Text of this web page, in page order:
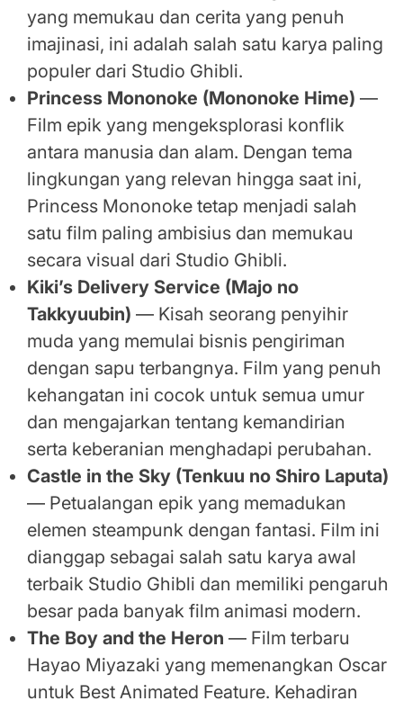
yang memukau dan cerita yang penuh
imajinasi, ini adalah salah satu karya paling
populer dari Studio Ghibli.
Princess Mononoke (Mononoke Hime) —
Film epik yang mengeksplorasi konflik
antara manusia dan alam. Dengan tema
lingkungan yang relevan hingga saat ini,
Princess Mononoke tetap menjadi salah
satu film paling ambisius dan memukau
secara visual dari Studio Ghibli.
Kiki’s Delivery Service (Majo no
Takkyuubin) — Kisah seorang penyihir
muda yang memulai bisnis pengiriman
dengan sapu terbangnya. Film yang penuh
kehangatan ini cocok untuk semua umur
dan mengajarkan tentang kemandirian
serta keberanian menghadapi perubahan.
Castle in the Sky (Tenkuu no Shiro Laputa)
— Petualangan epik yang memadukan
elemen steampunk dengan fantasi. Film ini
dianggap sebagai salah satu karya awal
terbaik Studio Ghibli dan memiliki pengaruh
besar pada banyak film animasi modern.
The Boy and the Heron — Film terbaru
Hayao Miyazaki yang memenangkan Oscar
untuk Best Animated Feature. Kehadiran